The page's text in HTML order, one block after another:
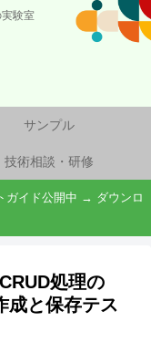
験室
サンプル
技術相談・研修
ガイド公開中 → ダウンロ
処理の
成と保存テス